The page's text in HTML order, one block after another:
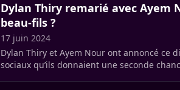
Dylan Thiry remarié avec Ayem
beau-fils ?
17 juin 2024
Dylan Thiry et Ayem Nour ont annoncé ce
sociaux qu’ils donnaient une seconde